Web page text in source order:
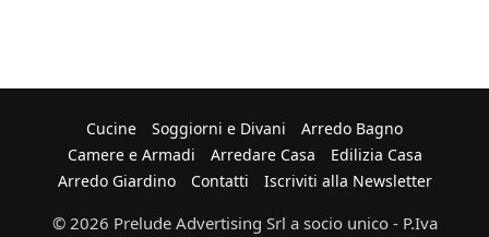
Cucine Soggiorni e Divani
Arredo Bagno
Camere e Armadi
Arredare Casa
Edilizia Casa
Arredo Giardino
Contatti Iscriviti alla Newsletter
© 2026 Prelude Advertising Srl a socio unico - P.Iva